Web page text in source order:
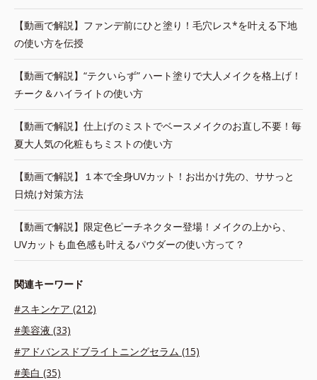
【動画で解説】ファンデ前にひと塗り！毛穴レス*を叶える下地
の使い方を伝授
【動画で解説】“テクいらず” ハート塗りで大人メイクを格上げ！
チーク＆ハイライトの使い方
【動画で解説】仕上げのミストでベースメイクのお直し不要！毎
夏大人気の化粧もちミストの使い方
【動画で解説】１本で全身UVカット！お出かけ先の、ササっと
日焼け対策方法
【動画で解説】限定色ピーチネクター登場！メイクの上から、
UVカットも血色感も叶えるパウダーの使い方って？
関連キーワード
#スキンケア (212)
#美容液 (33)
#アドバンスドブライトニングセラム (15)
#美白 (35)